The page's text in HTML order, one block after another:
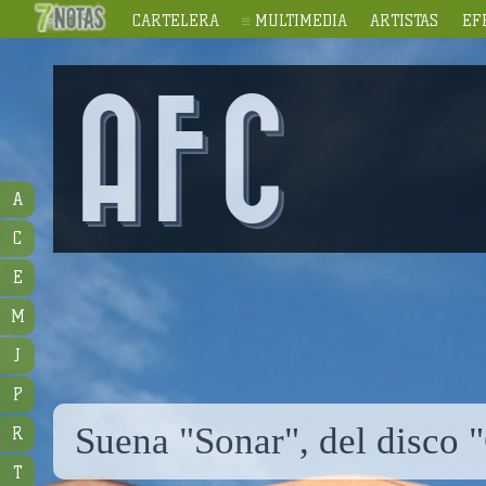
CARTELERA MULTIMEDIA ARTISTAS
AFC
Suena "Sonar", del disco
A
C
E
M
J
P
R
T